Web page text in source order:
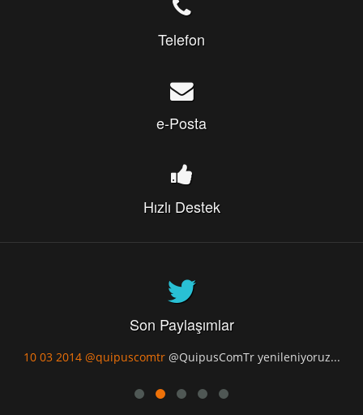
Telefon
e-Posta
Hızlı Destek
Son Paylaşımlar
10 03 2014 @quipuscomtr @QuipusComTr yenileniyoruz...